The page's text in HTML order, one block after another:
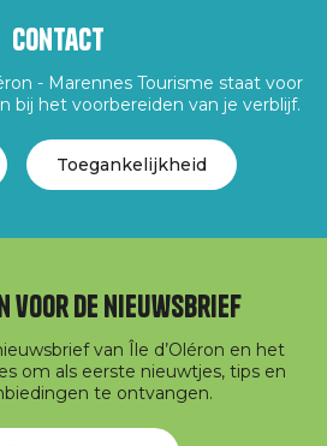
Contact
- Marennes Tourisme staat voor
bij het voorbereiden van je verblijf.
Toegankelijkheid
voor de nieuwsbrief
van Île d’Oléron en het
om als eerste nieuwtjes, tips en
te ontvangen.